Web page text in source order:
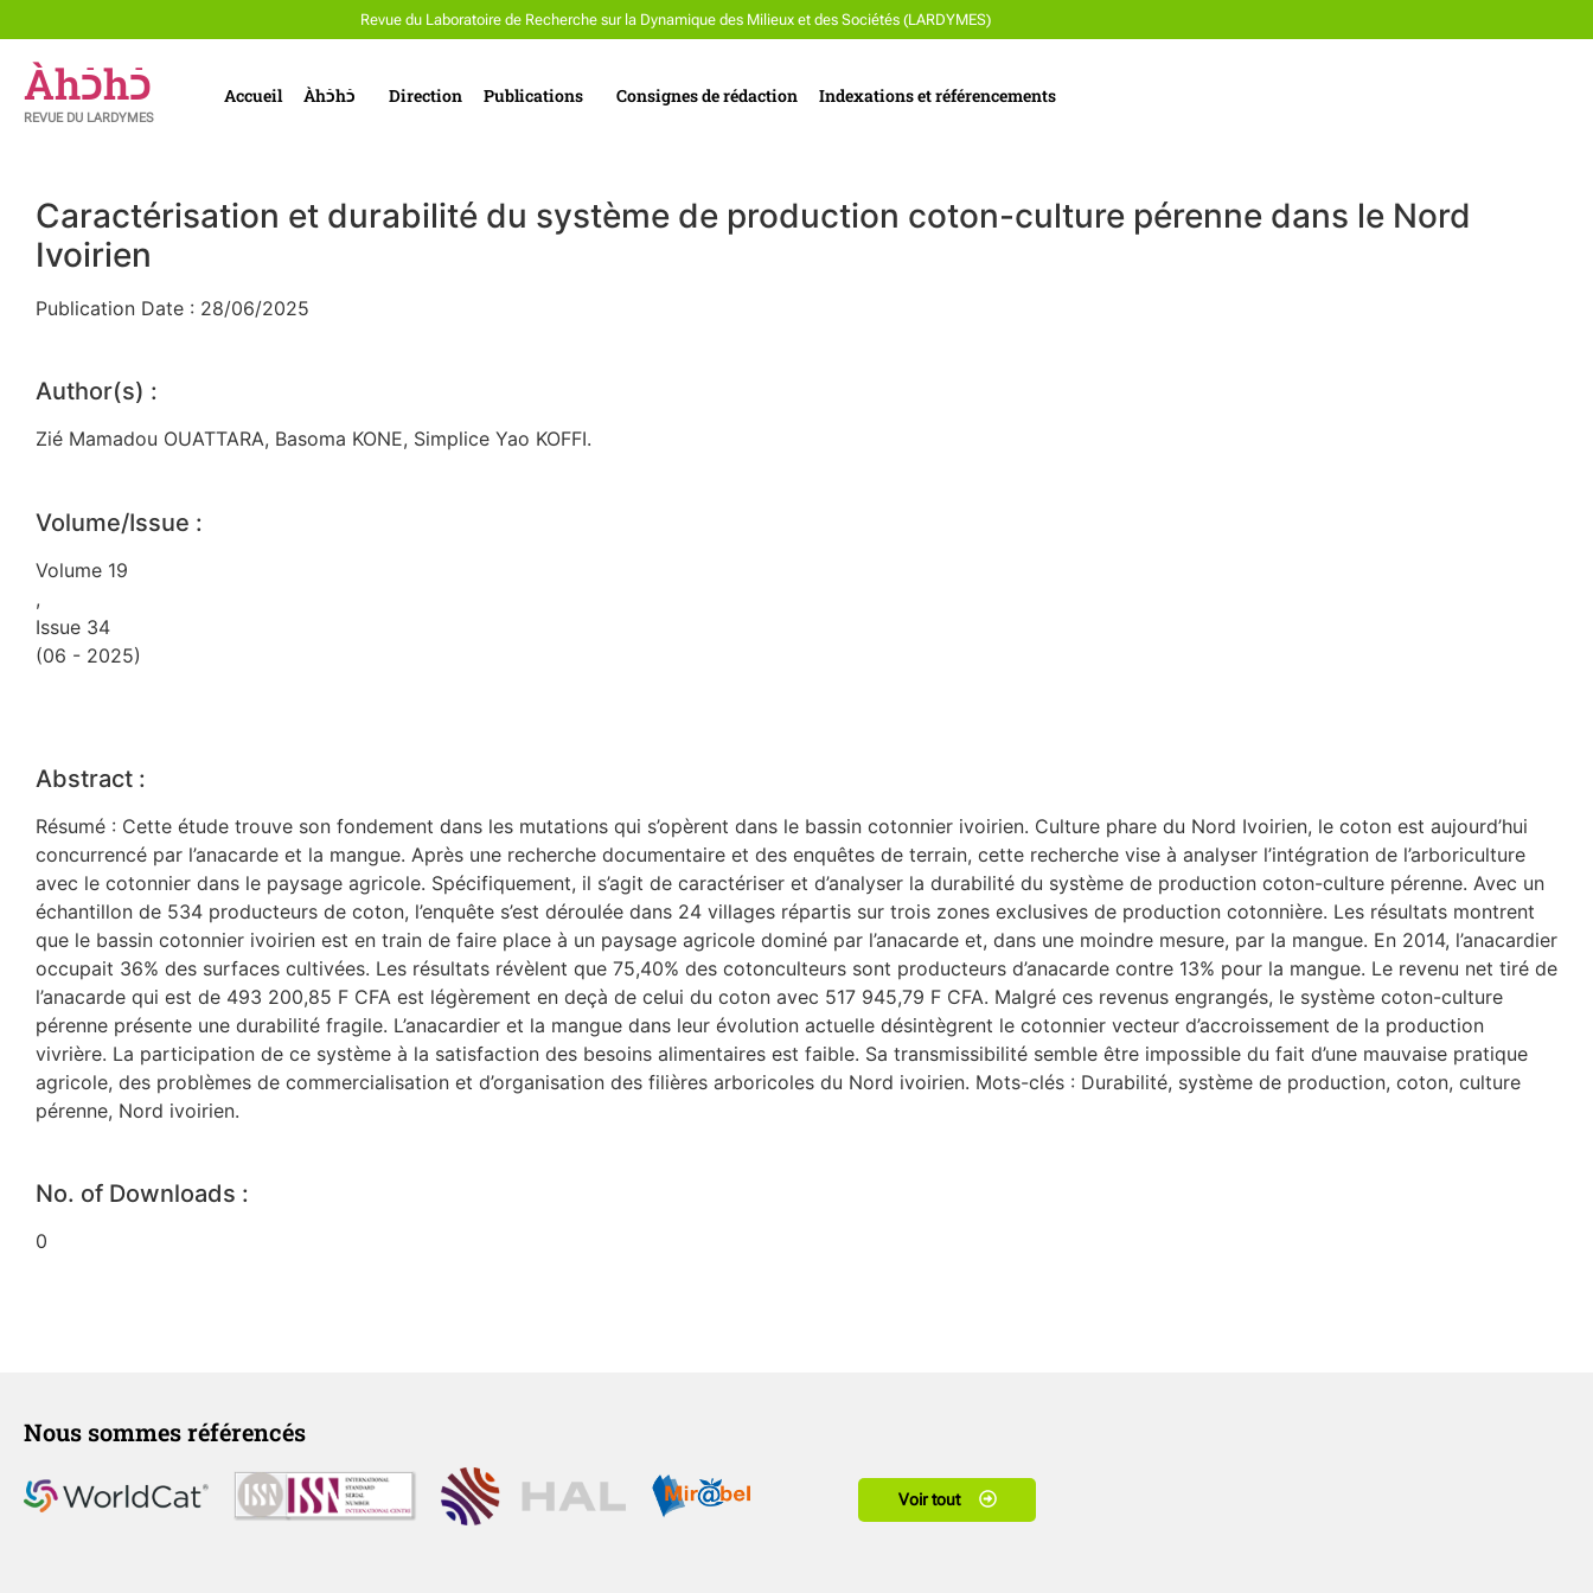
Revue du Laboratoire de Recherche sur la Dynamique des Milieux et des Sociétés (LARDYMES)
Àhכֿhכֿ
REVUE DU LARDYMES
Accueil Àhכֿhכֿ Direction Publications Consignes de rédaction Indexations et référencements
Caractérisation et durabilité du système de production coton-culture pérenne dans le Nord
Ivoirien
Publication Date : 28/06/2025
Author(s) :
Zié Mamadou OUATTARA, Basoma KONE, Simplice Yao KOFFI.
Volume/Issue :
Volume 19
,
Issue 34
(06 - 2025)
Abstract :
Résumé : Cette étude trouve son fondement dans les mutations qui s’opèrent dans le bassin cotonnier ivoirien. Culture phare du Nord Ivoirien, le coton est aujourd’hui
concurrencé par l’anacarde et la mangue. Après une recherche documentaire et des enquêtes de terrain, cette recherche vise à analyser l’intégration de l’arboriculture
avec le cotonnier dans le paysage agricole. Spécifiquement, il s’agit de caractériser et d’analyser la durabilité du système de production coton-culture pérenne. Avec un
échantillon de 534 producteurs de coton, l’enquête s’est déroulée dans 24 villages répartis sur trois zones exclusives de production cotonnière. Les résultats montrent
que le bassin cotonnier ivoirien est en train de faire place à un paysage agricole dominé par l’anacarde et, dans une moindre mesure, par la mangue. En 2014, l’anacardier
occupait 36% des surfaces cultivées. Les résultats révèlent que 75,40% des cotonculteurs sont producteurs d’anacarde contre 13% pour la mangue. Le revenu net tiré de
l’anacarde qui est de 493 200,85 F CFA est légèrement en deçà de celui du coton avec 517 945,79 F CFA. Malgré ces revenus engrangés, le système coton-culture
pérenne présente une durabilité fragile. L’anacardier et la mangue dans leur évolution actuelle désintègrent le cotonnier vecteur d’accroissement de la production
vivrière. La participation de ce système à la satisfaction des besoins alimentaires est faible. Sa transmissibilité semble être impossible du fait d’une mauvaise pratique
agricole, des problèmes de commercialisation et d’organisation des filières arboricoles du Nord ivoirien. Mots-clés : Durabilité, système de production, coton, culture
pérenne, Nord ivoirien.
No. of Downloads :
0
Nous sommes référencés
Voir tout